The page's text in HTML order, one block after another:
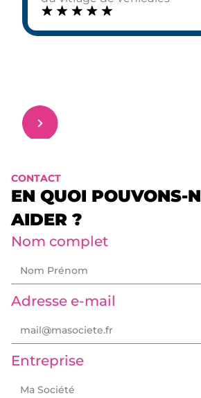
CONTACT
EN QUOI POUVONS-
AIDER ?
Nom complet
Adresse e-mail
Entreprise